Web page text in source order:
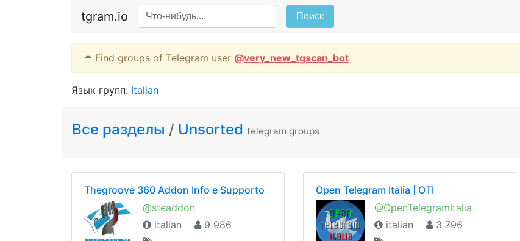
tgram.io Поиск
☂️ Find groups of Telegram user @very_new_tgscan_bot
Язык групп: Italian
Все разделы / Unsorted telegram groups
Thegroove 360 Addon Info e Supporto
@steaddon
italian
9 986
Open Telegram Italia | OTI
@OpenTelegramItalia
italian
3 796